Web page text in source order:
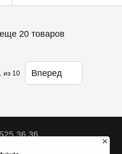
20 товаров
из 10 Вперед
36 36
информация